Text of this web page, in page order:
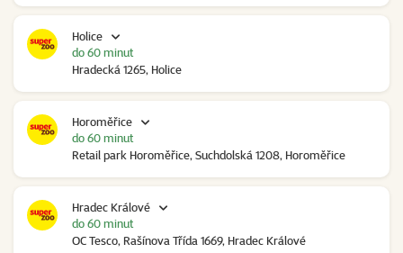
Holice
Hradecká 1265, Holice
do 60 minut
Horoměřice
Retail park Horoměřice, Suchdolská 1208, Horoměřice
do 60 minut
Hradec Králové
OC Tesco, Rašínova Třída 1669, Hradec Králové
do 60 minut